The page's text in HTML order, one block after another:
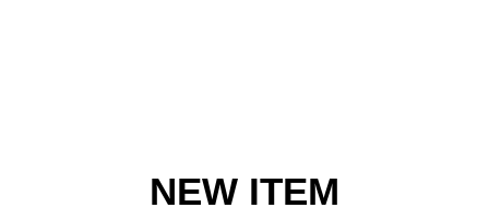
NEW ITEM